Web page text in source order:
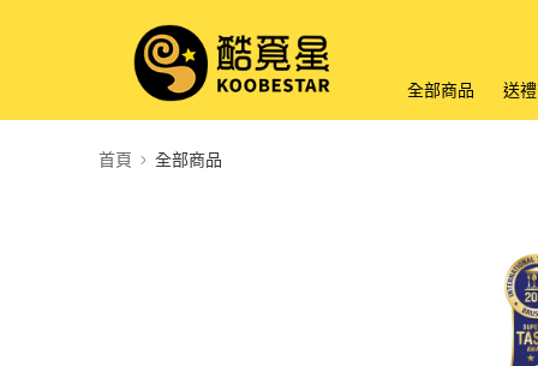
全部商品 送
首頁 全部商品